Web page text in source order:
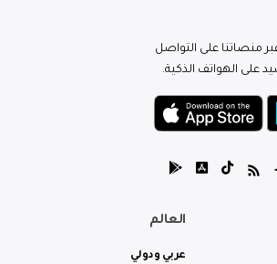
منصاتنا على التواصل
على الهواتف الذكية.
العالم
عربي ودولي